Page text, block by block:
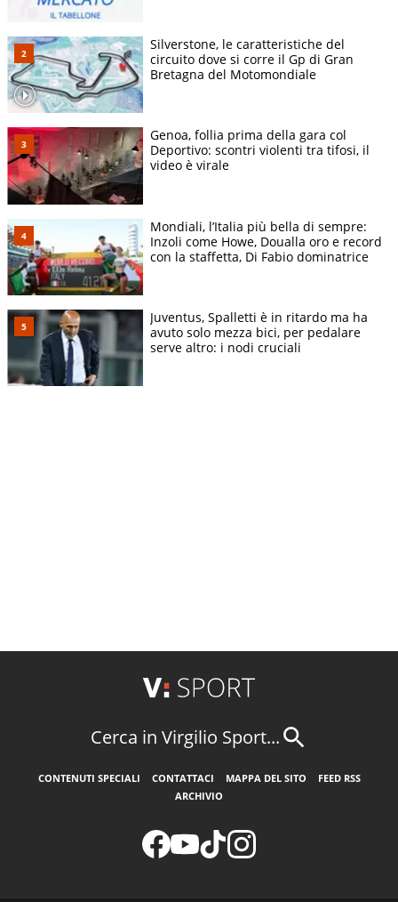
Silverstone, le caratteristiche del
circuito dove si corre il Gp di Gran
Bretagna del Motomondiale
Genoa, follia prima della gara col
Deportivo: scontri violenti tra tifosi, il
video è virale
Mondiali, l’Italia più bella di sempre:
Inzoli come Howe, Doualla oro e record
con la staffetta, Di Fabio dominatrice
Juventus, Spalletti è in ritardo ma ha
avuto solo mezza bici, per pedalare
serve altro: i nodi cruciali
Cerca in Virgilio Sport...
CONTENUTI SPECIALI CONTATTACI MAPPA DEL SITO
FEED RSS
ARCHIVIO